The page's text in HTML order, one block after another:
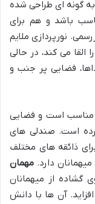
گونه ای طراحی شده
باشد و هم برای
نورپردازی ملایم
می کند، در حالی
فضایی پر جنب و
مناسب است و فضایی
است. صندلی های
ذائقه های مختلف
دارد. مهمان
گشاده از میهمانان
آن ها با دانش